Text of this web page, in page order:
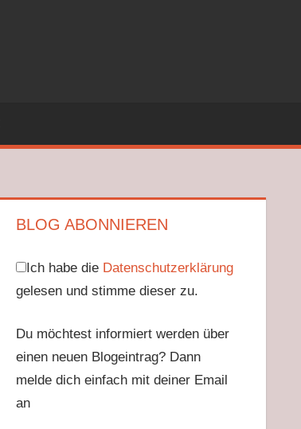
BLOG ABONNIEREN
Ich habe die Datenschutzerklärung
gelesen und stimme dieser zu.
Du möchtest informiert werden über
einen neuen Blogeintrag? Dann
melde dich einfach mit deiner Email
an